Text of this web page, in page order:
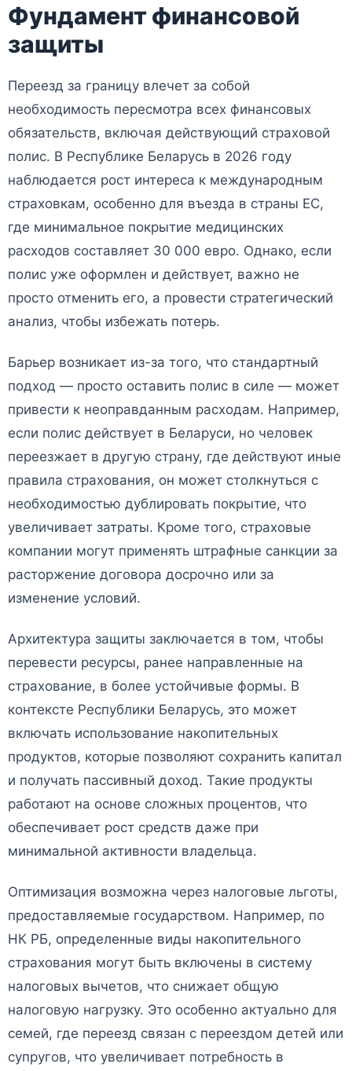
Фундамент финансовой
защиты
Переезд за границу влечет за собой
необходимость пересмотра всех финансовых
обязательств, включая действующий страховой
полис. В Республике Беларусь в 2026 году
наблюдается рост интереса к международным
страховкам, особенно для въезда в страны ЕС,
где минимальное покрытие медицинских
расходов составляет 30 000 евро. Однако, если
полис уже оформлен и действует, важно не
просто отменить его, а провести стратегический
анализ, чтобы избежать потерь.
Барьер возникает из-за того, что стандартный
подход — просто оставить полис в силе — может
привести к неоправданным расходам. Например,
если полис действует в Беларуси, но человек
переезжает в другую страну, где действуют иные
правила страхования, он может столкнуться с
необходимостью дублировать покрытие, что
увеличивает затраты. Кроме того, страховые
компании могут применять штрафные санкции за
расторжение договора досрочно или за
изменение условий.
Архитектура защиты заключается в том, чтобы
перевести ресурсы, ранее направленные на
страхование, в более устойчивые формы. В
контексте Республики Беларусь, это может
включать использование накопительных
продуктов, которые позволяют сохранить капитал
и получать пассивный доход. Такие продукты
работают на основе сложных процентов, что
обеспечивает рост средств даже при
минимальной активности владельца.
Оптимизация возможна через налоговые льготы,
предоставляемые государством. Например, по
НК РБ, определенные виды накопительного
страхования могут быть включены в систему
налоговых вычетов, что снижает общую
налоговую нагрузку. Это особенно актуально для
семей, где переезд связан с переездом детей или
супругов, что увеличивает потребность в